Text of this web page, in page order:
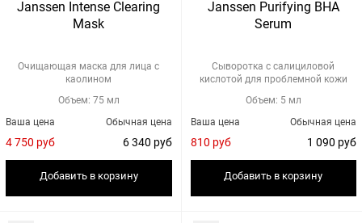
Janssen Intense Clearing
Mask
Очищающая маска для лица с
каолином
Объем: 75 мл
Обычная цена
6 340 руб
Ваша цена
4 750 руб
Добавить в корзину
Janssen Purifying BHA
Serum
Сыворотка с салициловой
кислотой для проблемной кожи
Объем: 5 мл
Обычная цена
1 090 руб
Ваша цена
810 руб
Добавить в корзину